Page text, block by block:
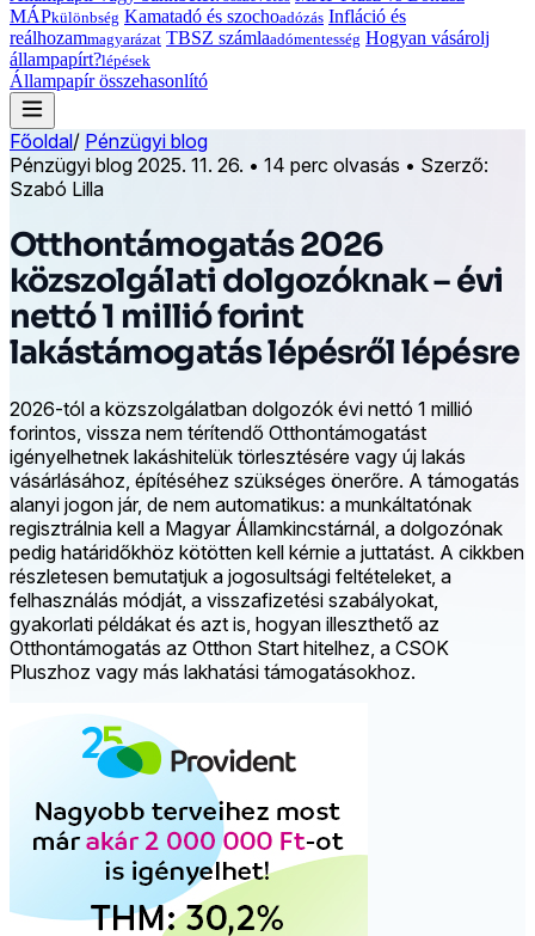
MÁPkülönbség Kamatadó és szochoadózás Infláció és
reálhozammagyarázat TBSZ számlaadómentesség Hogyan vásárolj
állampapírt?lépések
Állampapír összehasonlító
Főoldal/ Pénzügyi blog
Pénzügyi blog 2025. 11. 26. • 14 perc olvasás • Szerző:
Szabó Lilla
Otthontámogatás 2026
közszolgálati dolgozóknak – évi
nettó 1 millió forint
lakástámogatás lépésről lépésre
2026-tól a közszolgálatban dolgozók évi nettó 1 millió
forintos, vissza nem térítendő Otthontámogatást
igényelhetnek lakáshitelük törlesztésére vagy új lakás
vásárlásához, építéséhez szükséges önerőre. A támogatás
alanyi jogon jár, de nem automatikus: a munkáltatónak
regisztrálnia kell a Magyar Államkincstárnál, a dolgozónak
pedig határidőkhöz kötötten kell kérnie a juttatást. A cikkben
részletesen bemutatjuk a jogosultsági feltételeket, a
felhasználás módját, a visszafizetési szabályokat,
gyakorlati példákat és azt is, hogyan illeszthető az
Otthontámogatás az Otthon Start hitelhez, a CSOK
Pluszhoz vagy más lakhatási támogatásokhoz.